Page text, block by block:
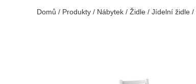
Domů / Produkty / Nábytek / Židle / Jídelní židle /